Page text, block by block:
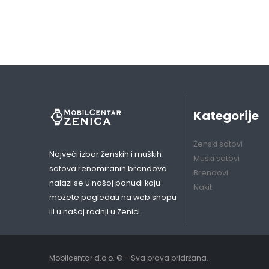
Najveći izbor ženskih i muških
satova renomiranih brendova
nalazi se u našoj ponudi koju
možete pogledati na web shopu
ili u našoj radnji u Zenici.
Kategorije
Ženski satovi
Muški satovi
Brendovi
Nakit
Mobilcentar d.o.o. © - Sva prava pridržana.